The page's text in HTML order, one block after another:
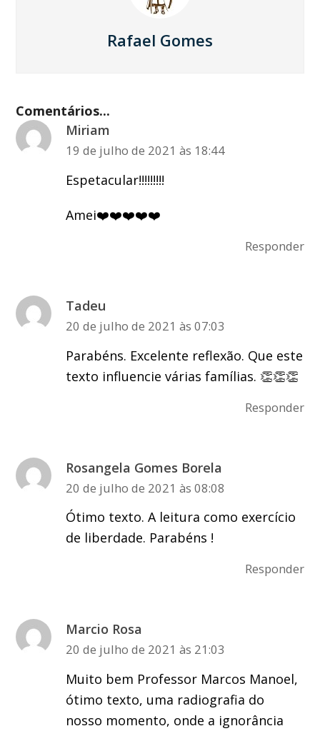
Rafael Gomes
Comentários...
Miriam
19 de julho de 2021 às 18:44
Espetacular!!!!!!!!!
Amei❤️❤️❤️❤️❤️
Responder
Tadeu
20 de julho de 2021 às 07:03
Parabéns. Excelente reflexão. Que este
texto influencie várias famílias. 👏👏👏
Responder
Rosangela Gomes Borela
20 de julho de 2021 às 08:08
Ótimo texto. A leitura como exercício
de liberdade. Parabéns !
Responder
Marcio Rosa
20 de julho de 2021 às 21:03
Muito bem Professor Marcos Manoel,
ótimo texto, uma radiografia do
nosso momento, onde a ignorância